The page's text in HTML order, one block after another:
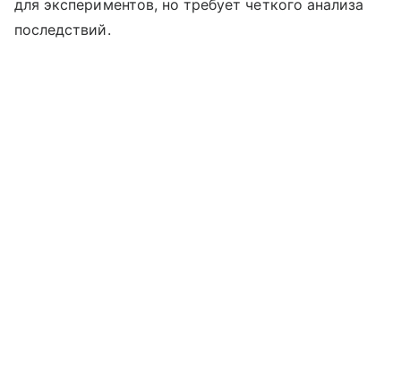
для экспериментов, но требует четкого анализа
последствий.